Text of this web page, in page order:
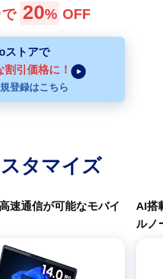
20% OFF
ストアで
割引価格に！
登録はこちら
タマイズ
速通信が可能なモバイ
AI搭
ルノ